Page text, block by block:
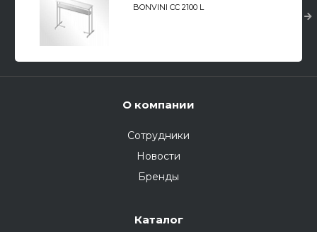
BONVINI CC 2100 L
О компании
Сотрудники
Новости
Бренды
Каталог